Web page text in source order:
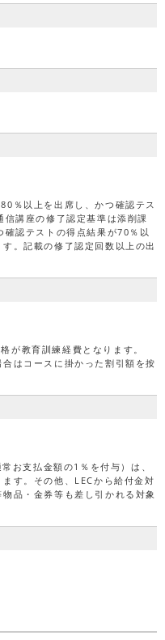
％以上を出席し、かつ確認テス
信講座の修了認定基準は添削課
認テストの得点結果が70％以
。記載の修了認定回数以上の出
が教育訓練経費となります。
はコースに掛かった割引額を按
お支払金額の1％を付与）は、
す。その他、LECから給付金対
品・金券等も差し引かれる対象